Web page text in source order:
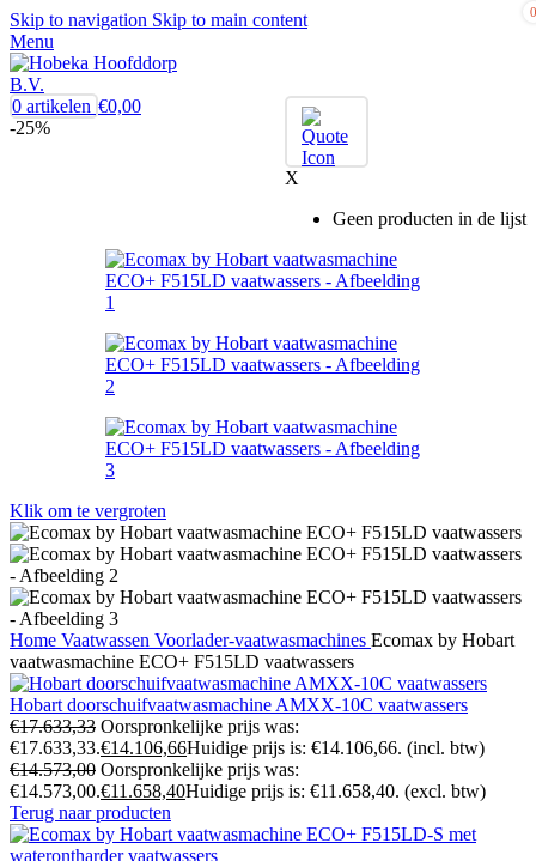
Skip to navigation Skip to main content
Menu
0
X
Geen producten in de lijst
0 artikelen €0,00
-25%
Klik om te vergroten
Home Vaatwassen Voorlader-vaatwasmachines Ecomax by Hobart
vaatwasmachine ECO+ F515LD vaatwassers
Hobart doorschuifvaatwasmachine AMXX-10C vaatwassers
€17.633,33 Oorspronkelijke prijs was:
€17.633,33.€14.106,66Huidige prijs is: €14.106,66. (incl. btw)
€14.573,00 Oorspronkelijke prijs was:
€14.573,00.€11.658,40Huidige prijs is: €11.658,40. (excl. btw)
Terug naar producten